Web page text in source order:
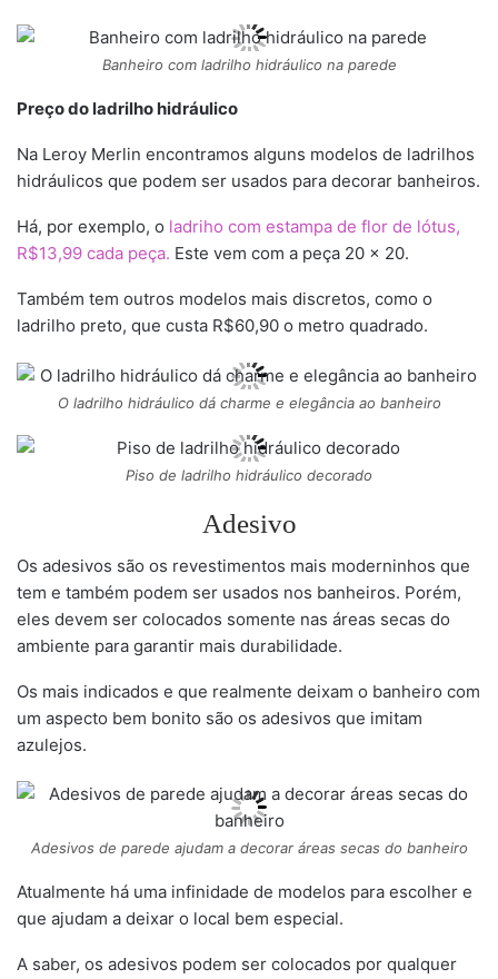
Banheiro com ladrilho hidráulico na parede
Preço do ladrilho hidráulico
Na Leroy Merlin encontramos alguns modelos de ladrilhos
hidráulicos que podem ser usados para decorar banheiros.
Há, por exemplo, o ladriho com estampa de flor de lótus,
R$13,99 cada peça. Este vem com a peça 20 x 20.
Também tem outros modelos mais discretos, como o
ladrilho preto, que custa R$60,90 o metro quadrado.
O ladrilho hidráulico dá charme e elegância ao banheiro
Piso de ladrilho hidráulico decorado
Adesivo
Os adesivos são os revestimentos mais moderninhos que
tem e também podem ser usados nos banheiros. Porém,
eles devem ser colocados somente nas áreas secas do
ambiente para garantir mais durabilidade.
Os mais indicados e que realmente deixam o banheiro com
um aspecto bem bonito são os adesivos que imitam
azulejos.
Adesivos de parede ajudam a decorar áreas secas do banheiro
Atualmente há uma infinidade de modelos para escolher e
que ajudam a deixar o local bem especial.
A saber, os adesivos podem ser colocados por qualquer